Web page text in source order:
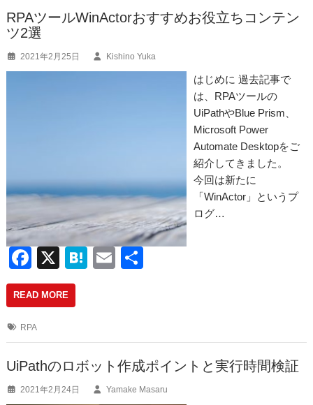
o
o
k
RPAツールWinActorおすすめお役立ちコンテン
ツ2選
2021年2月25日 Kishino Yuka
はじめに 過去記事で
は、RPAツールの
UiPathやBlue Prism、
Microsoft Power
Automate Desktopをご
紹介してきました。
今回は新たに
「WinActor」というプ
ログ…
F
a
c
e
b
o
o
X
H
a
E
READ MORE
RPA
UiPathのロボット作成ポイントと実行時間検証
2021年2月24日 Yamake Masaru